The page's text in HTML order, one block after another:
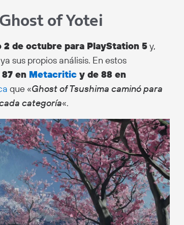
of Yotei
2 de octubre para PlayStation 5y,
sus propios análisis. En estos
en Metacritic y de 88 en
que «Ghost of Tsushima caminó para
categoría«.